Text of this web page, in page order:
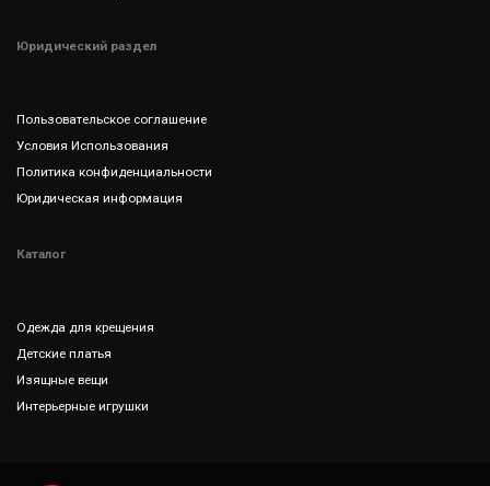
Юридический раздел
Пользовательское соглашение
Условия Использования
Политика конфиденциальности
Юридическая информация
Каталог
Одежда для крещения
Детские платья
Изящные вещи
Интерьерные игрушки